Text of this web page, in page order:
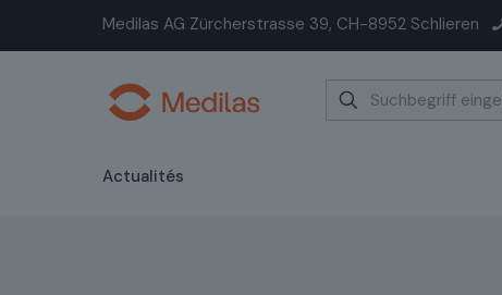
Medilas AG Zürcherstrasse 39, CH-8952 Schlieren
Actualités